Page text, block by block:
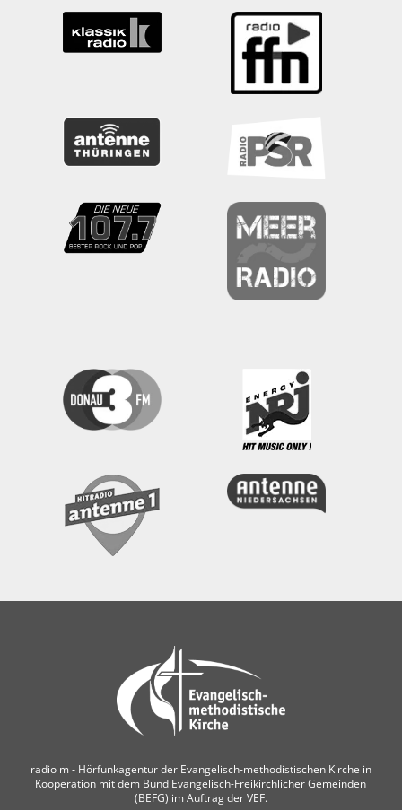
radio m ‐ Hörfunkagentur der Evangelisch-methodistischen Kirche in
Kooperation mit dem Bund Evangelisch-Freikirchlicher Gemeinden
(BEFG) im Auftrag der VEF.